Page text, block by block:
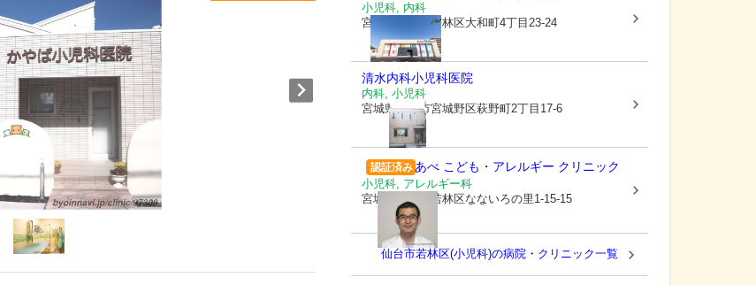
小児科, 内科
宮城県仙台市若林区大和町4丁目23-24
清水内科小児科医院
内科, 小児科
宮城県仙台市宮城野区萩野町2丁目17-6
認証済み あべ こども・アレルギー クリニック
小児科, アレルギー科
宮城県仙台市若林区なないろの里1-15-15
仙台市若林区(小児科)の病院・クリニック一覧